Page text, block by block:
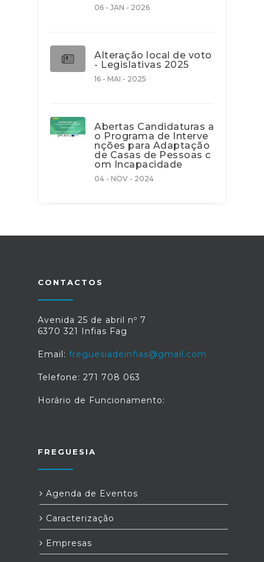
06 - JAN - 2026
Alteração local de voto
- Legislativas 2025
16 - MAI - 2025
Abertas Candidaturas a
o Programa de Interve
nções para Adaptação
de Casas de Pessoas c
om Incapacidade
04 - NOV - 2024
CONTACTOS
Avenida 25 de abril nº 7
6370 321 Infias Fag
Email: freguesiadeinfias@gmail.com
Telefone: 271 708 063
Horário de Funcionamento:
FREGUESIA
Agenda de Eventos
Caracterização
Empresas